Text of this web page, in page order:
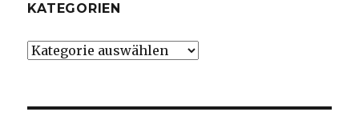
KATEGORIEN
Kategorien